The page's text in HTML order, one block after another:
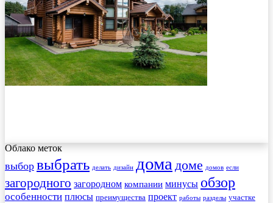
Облако меток
выбор выбрать делать дизайн дома доме домов если
загородного загородном компании минусы обзор
особенности плюсы преимущества проект работы разделы участке